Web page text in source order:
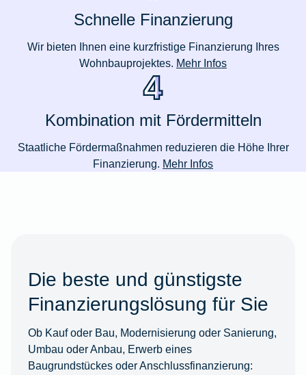
Schnelle Finanzierung
Wir bieten Ihnen eine kurzfristige Finanzierung Ihres
Wohnbauprojektes. Mehr Infos
Kombination mit Fördermitteln
Staatliche Fördermaßnahmen reduzieren die Höhe Ihrer
Finanzierung. Mehr Infos
Die beste und günstigste
Finanzierungslösung für Sie
Ob Kauf oder Bau, Modernisierung oder Sanierung,
Umbau oder Anbau, Erwerb eines
Baugrundstückes oder Anschlussfinanzierung: